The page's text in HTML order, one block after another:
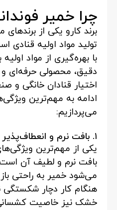
چرا خمیر
برند کارو یکی از برندهای
تولید مواد اولیه قنادی
با بهره‌گیری از مواد
دقیق، محصولی حرفه‌ای و
اختیار قنادان خانگی و
ادامه به مهم‌ترین
می‌پردازیم:
۱. بافت نرم و انعطاف‌پذیر
یکی از مهم‌ترین
بافت نرم و لطیف آن
می‌شود خمیر به راحتی
هنگام کار دچار
خشک نیز خاصیت